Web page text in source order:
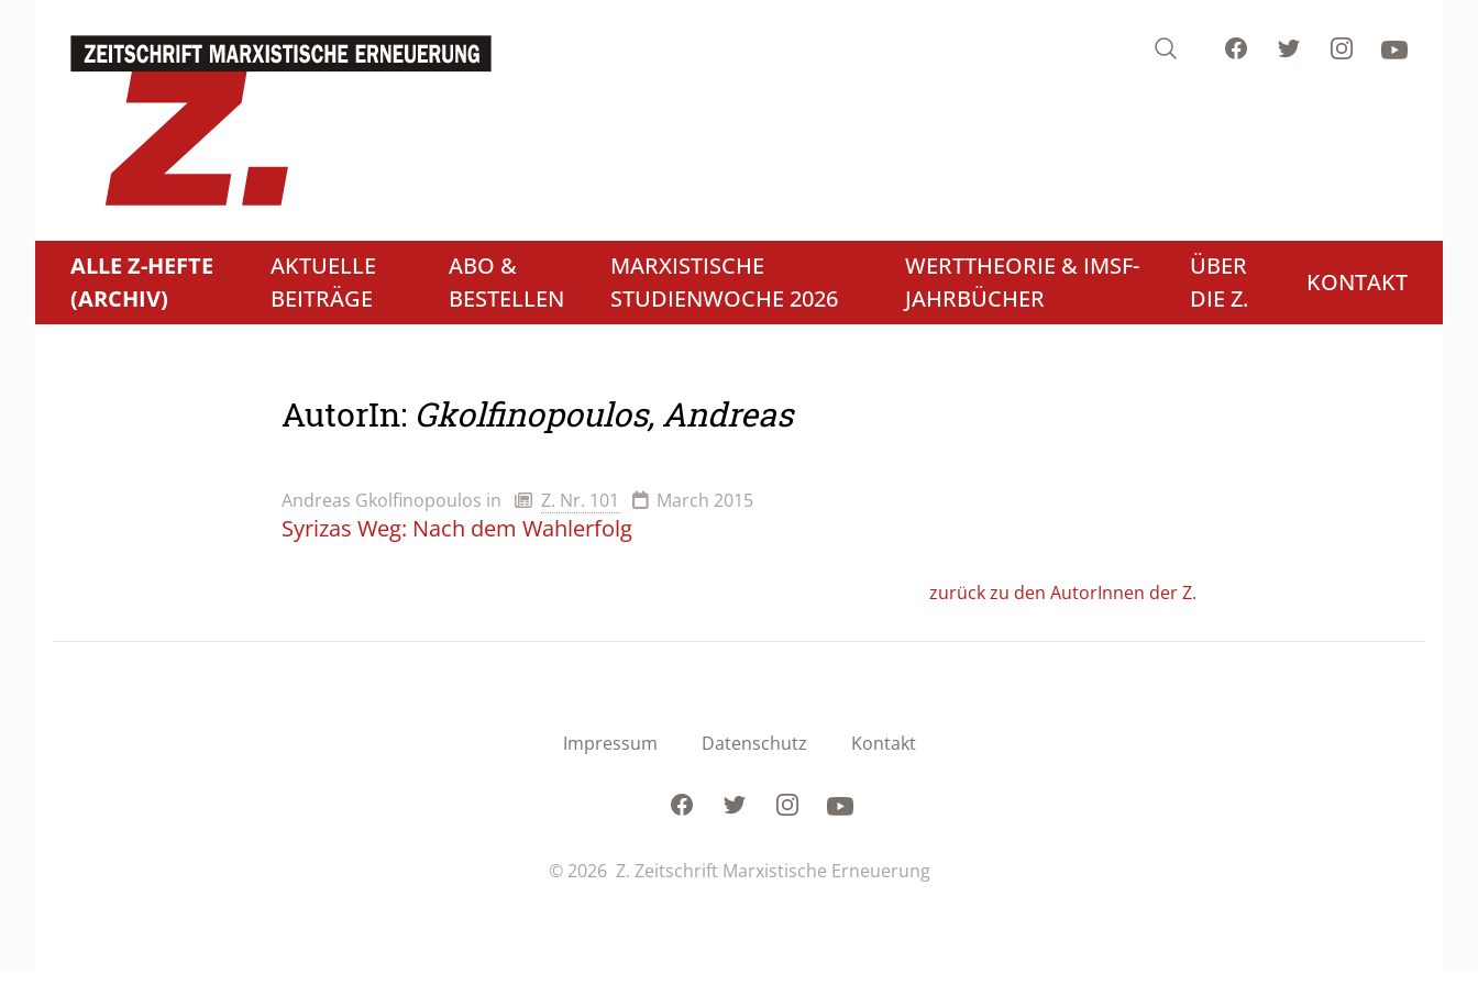
Search FacebookTwitterInstagramYoutube
ALLE Z-HEFTE
(ARCHIV)
AKTUELLE
BEITRÄGE
ABO &
BESTELLEN
MARXISTISCHE
STUDIENWOCHE 2026
WERTTHEORIE & IMSF-
JAHRBÜCHER
ÜBER
DIE Z.
KONTAKT
AutorIn: Gkolfinopoulos, Andreas
Andreas Gkolfinopoulos in Z. Nr. 101 March 2015
Syrizas Weg: Nach dem Wahlerfolg
zurück zu den AutorInnen der Z.
Impressum Datenschutz Kontakt
FacebookTwitterInstagramYoutube
© 2026 Z. Zeitschrift Marxistische Erneuerung